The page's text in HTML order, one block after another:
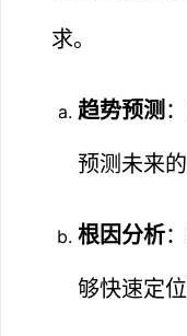
求。
趋势预测
预测未来
根因分析
够快速定